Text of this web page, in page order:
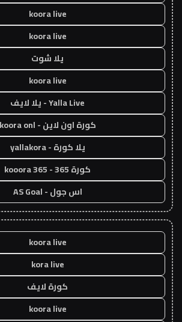
koora live
koora live
يلا شوت
koora live
Yalla Live - يلا لايف
كورة اون لاين - koora onl
يلا كورة - yallakora
كورة 365 - kooora 365
اس جول - AS Goal
koora live
kora live
كورة لايف
koora live